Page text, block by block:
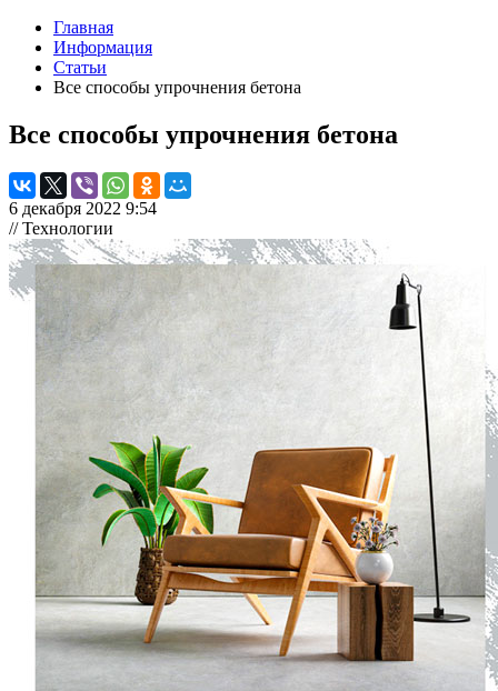
Главная
Информация
Статьи
Все способы упрочнения бетона
Все способы упрочнения бетона
6 декабря 2022 9:54
// Технологии